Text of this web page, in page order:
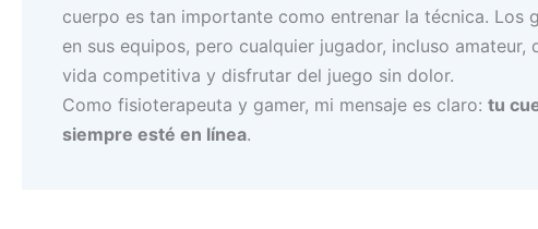
cuerpo es tan importante como entrenar la técnica. Los
en sus equipos, pero cualquier jugador, incluso
vida competitiva y disfrutar del juego sin dolor.
Como fisioterapeuta y gamer, mi mensaje es claro: tu
siempre esté en línea.